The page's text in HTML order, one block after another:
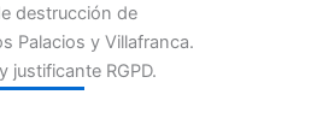
destrucción de
Palacios y Villafranca.
justificante RGPD.